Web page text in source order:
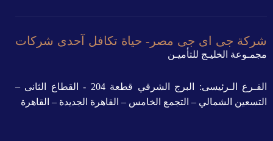
شركة جى اى جى مصر- حياة تكافل آحدى شركات
مجمـوعة الخليـج للتأميـن
الفـرع الـرئيسى: البرج الشرقي قطعة 204 - القطاع الثانى –
التسعين الشمالي – التجمع الخامس – القاهرة الجديدة – القاهرة